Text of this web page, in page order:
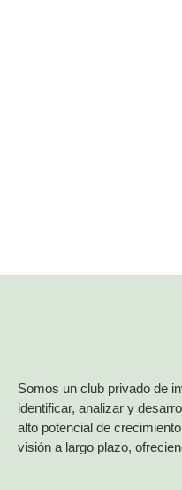
Somos un club privado de
identificar, analizar y
alto potencial de
visión a largo plazo,